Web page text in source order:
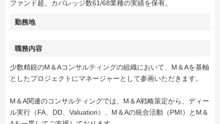
ファンド超、カバレッジ数61/68業種の実績を保有。
勤務地
職務内容
少数精鋭のM＆Aコンサルティングの組織において、M＆Aを基軸
としたプロジェクトにマネージャーとして参画いただきます。
M＆A関連のコンサルティングでは、M＆A戦略策定から、ディー
ル実行（FA、DD、Valuation）、M＆Aの統合活動（PMI）とM＆